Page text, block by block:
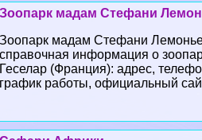
Зоопарк мадам Стефани
Зоопарк мадам Стефани
справочная информация о
Геселар (Франция): адрес,
график работы, официальный